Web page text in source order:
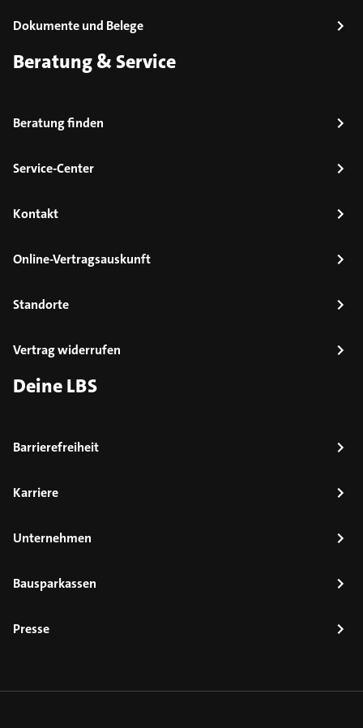
Dokumente und Belege
Beratung & Service
Beratung finden
Service-Center
Kontakt
Online-Vertragsauskunft
Standorte
Vertrag widerrufen
Deine LBS
Barrierefreiheit
Karriere
Unternehmen
Bausparkassen
Presse